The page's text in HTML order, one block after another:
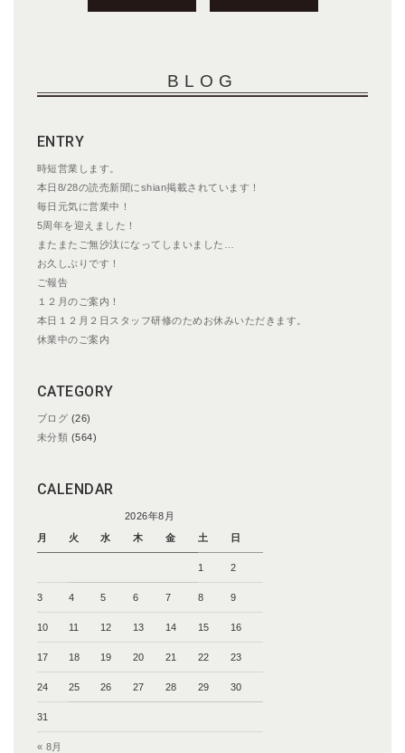
BLOG
ENTRY
時短営業します。
本日8/28の読売新聞にshian掲載されています！
毎日元気に営業中！
5周年を迎えました！
またまたご無沙汰になってしまいました…
お久しぶりです！
ご報告
１２月のご案内！
本日１２月２日スタッフ研修のためお休みいただきます。
休業中のご案内
CATEGORY
ブログ (26)
未分類 (564)
CALENDAR
2026年8月
月
火 水 木 金 土 日
1 2
3 4 5 6 7 8 9
10 11 12 13 14 15 16
17 18 19 20 21 22 23
24 25 26 27 28 29 30
31
« 8月